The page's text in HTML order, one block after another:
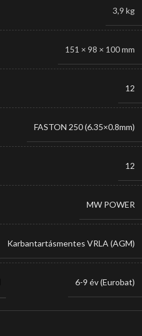
3,9 kg
151 × 98 × 100 mm
12
FASTON 250 (6.35×0.8mm)
12
MW POWER
Karbantartásmentes VRLA (AGM)
6-9 év (Eurobat)